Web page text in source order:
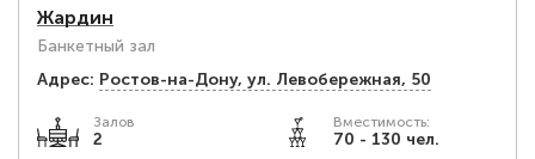
Жардин
Банкетный зал
Адрес: Ростов-на-Дону, ул. Левобережная, 50
Залов
2
Вместимость:
70 - 130 чел.